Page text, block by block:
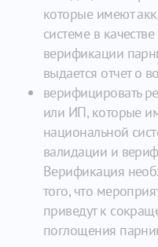
которые имеют
системе в
верификации
выдается отчет о
верифицировать
или ИП, которые
национальной
валидации и
Верификация
того, что
приведут к
поглощения